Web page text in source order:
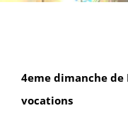
4eme dimanche de
vocations